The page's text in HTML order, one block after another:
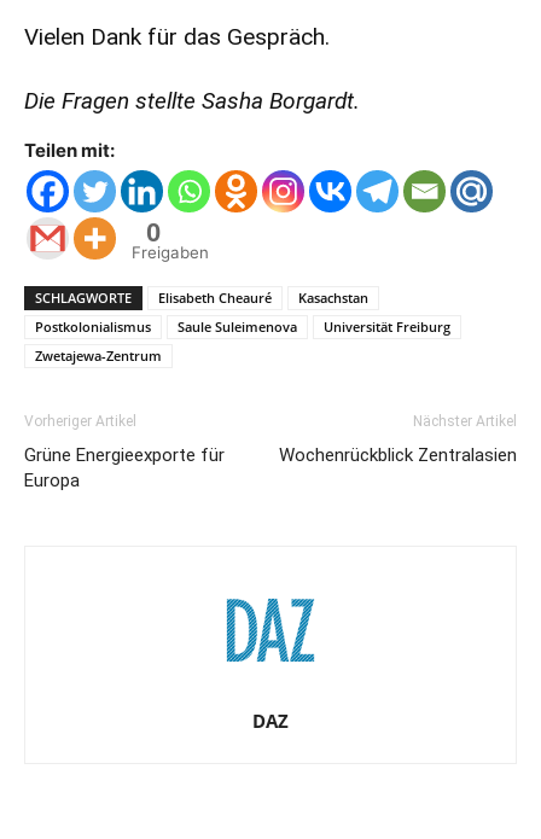
Vielen Dank für das Gespräch.
Die Fragen stellte Sasha Borgardt.
Teilen mit:
0
Freigaben
SCHLAGWORTE Elisabeth Cheauré
Kasachstan
Postkolonialismus
Saule Suleimenova
Universität Freiburg
Zwetajewa-Zentrum
Vorheriger Artikel
Grüne Energieexporte für
Europa
Nächster Artikel
Wochenrückblick Zentralasien
DAZ